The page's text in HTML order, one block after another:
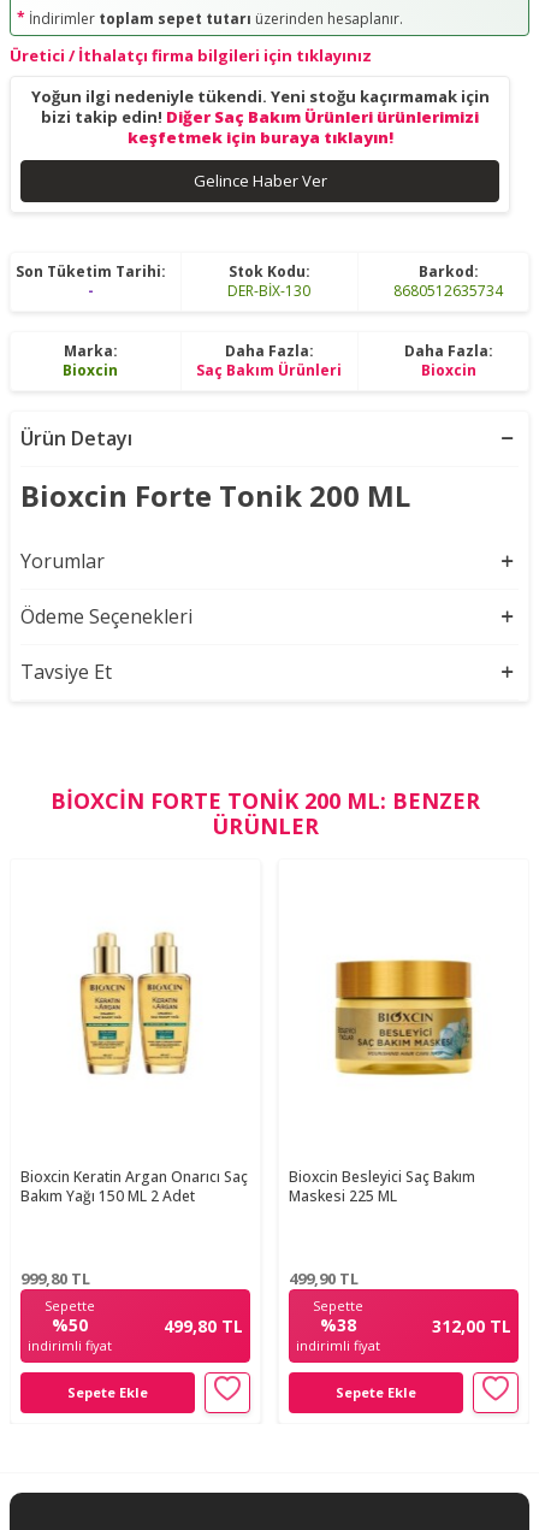
* İndirimler toplam sepet tutarı üzerinden hesaplanır.
Üretici / İthalatçı firma bilgileri için tıklayınız
Yoğun ilgi nedeniyle tükendi. Yeni stoğu kaçırmamak için
bizi takip edin! Diğer Saç Bakım Ürünleri ürünlerimizi
keşfetmek için buraya tıklayın!
Gelince Haber Ver
Son Tüketim Tarihi:
-
Stok Kodu:
DER-BİX-130
Barkod:
8680512635734
Marka:
Bioxcin
Daha Fazla:
Saç Bakım Ürünleri
Daha Fazla:
Bioxcin
Ürün Detayı
Bioxcin Forte Tonik 200 ML
Yorumlar
Ödeme Seçenekleri
Tavsiye Et
BIOXCIN FORTE TONIK 200 ML: BENZER
ÜRÜNLER
Bioxcin Keratin Argan Onarıcı Saç
Bakım Yağı 150 ML 2 Adet
999,80 TL
Sepette
%50
indirimli fiyat
499,80 TL
Sepete Ekle
Bioxcin Besleyici Saç Bakım
Maskesi 225 ML
499,90 TL
Sepette
%38
indirimli fiyat
312,00 TL
Sepete Ekle